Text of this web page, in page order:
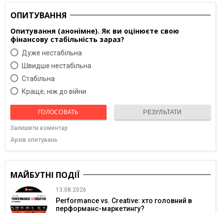
ОПИТУВАННЯ
Опитування (анонімне). Як ви оцінюєте свою
фінансову стабільність зараз?
Дуже нестабільна
Швидше нестабільна
Cтабільна
Краще, ніж до війни
ГОЛОСОВАТЬ РЕЗУЛЬТАТИ
Залишити коментар
Архів опитувань
МАЙБУТНІ ПОДІЇ
13.08.2026
Performance vs. Creative: хто головний в
перформанс-маркетингу?